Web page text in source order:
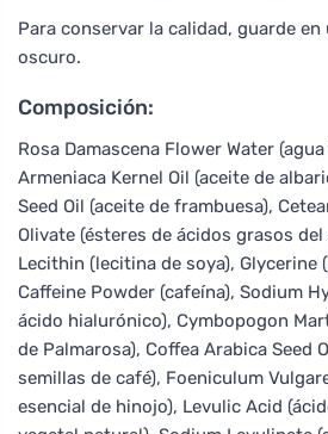
Para conservar la calidad, guarde
oscuro.
Composición:
Rosa Damascena Flower Water
Armeniaca Kernel Oil (aceite de
Seed Oil (aceite de frambuesa),
Olivate (ésteres de ácidos grasos
Lecithin (lecitina de soya), Glycerine
Caffeine Powder (cafeína), Sodium
ácido hialurónico), Cymbopogon
de Palmarosa), Coffea Arabica Seed
semillas de café), Foeniculum
esencial de hinojo), Levulic Acid